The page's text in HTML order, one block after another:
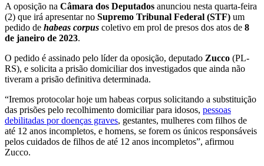
A oposição na Câmara dos Deputados anunciou nesta quarta-feira
(2) que irá apresentar no Supremo Tribunal Federal (STF) um
pedido de habeas corpus coletivo em prol de presos dos atos de 8
de janeiro de 2023.
O pedido é assinado pelo líder da oposição, deputado Zucco (PL-
RS), e solicita a prisão domiciliar dos investigados que ainda não
tiveram a prisão definitiva determinada.
“Iremos protocolar hoje um habeas corpus solicitando a substituição
das prisões pelo recolhimento domiciliar para idosos, pessoas
debilitadas por doenças graves, gestantes, mulheres com filhos de
até 12 anos incompletos, e homens, se forem os únicos responsáveis
pelos cuidados de filhos de até 12 anos incompletos”, afirmou
Zucco.